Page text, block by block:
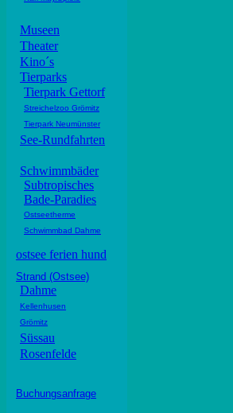
Museen
Theater
Kino´s
Tierparks
Tierpark Gettorf
Streichelzoo Grömitz
Tierpark Neumünster
See-Rundfahrten
Schwimmbäder
Subtropisches
Bade-Paradies
Ostseetherme
Schwimmbad Dahme
ostsee ferien hund
Strand (Ostsee)
Dahme
Kellenhusen
Grömitz
Süssau
Rosenfelde
Buchungsanfrage